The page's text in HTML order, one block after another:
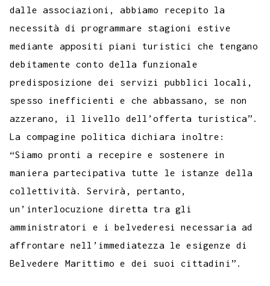
dalle associazioni, abbiamo recepito la
necessità di programmare stagioni estive
mediante appositi piani turistici che tengano
debitamente conto della funzionale
predisposizione dei servizi pubblici locali,
spesso inefficienti e che abbassano, se non
azzerano, il livello dell’offerta turistica”.
La compagine politica dichiara inoltre:
“Siamo pronti a recepire e sostenere in
maniera partecipativa tutte le istanze della
collettività. Servirà, pertanto,
un’interlocuzione diretta tra gli
amministratori e i belvederesi necessaria ad
affrontare nell’immediatezza le esigenze di
Belvedere Marittimo e dei suoi cittadini”.